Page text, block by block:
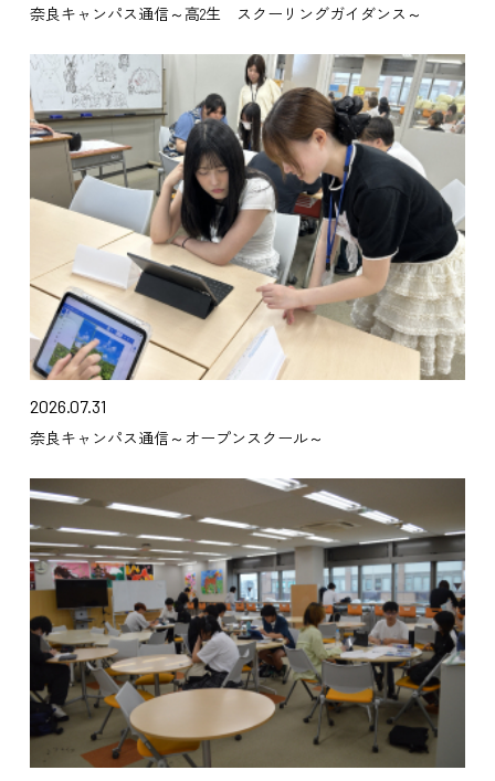
奈良キャンパス通信～高2生 スクーリングガイダンス～
2026.07.31
奈良キャンパス通信～オープンスクール～